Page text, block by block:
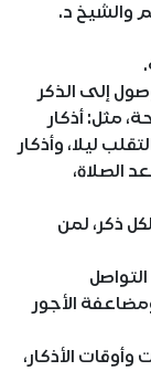
والشيخ د.
إلى الذكر
مثل: أذكار
ليلا، وأذكار
الصلاة،
ذكر، لمن
الأجور
الأذكار،